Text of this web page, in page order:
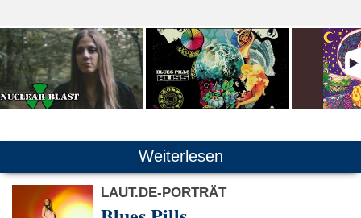
Weiterlesen
LAUT.DE-PORTRÄT